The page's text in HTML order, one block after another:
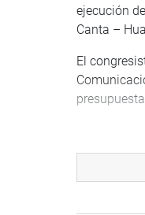
ejecución
Canta –
El